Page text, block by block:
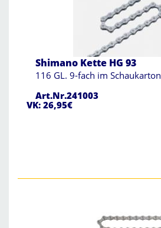
Shimano Kette HG 93
116 GL. 9-fach im Schaukarton
Art.Nr.241003
VK: 26,95€